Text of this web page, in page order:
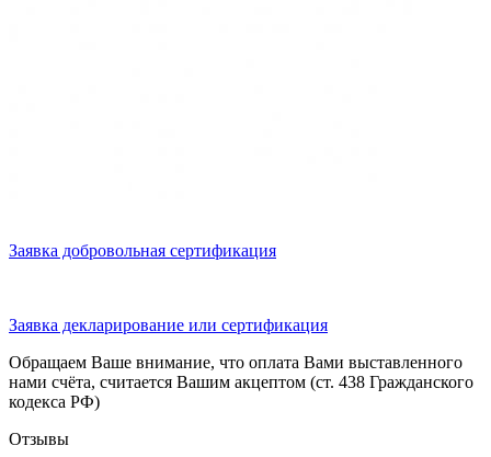
Заявка добровольная сертификация
Заявка декларирование или сертификация
Обращаем Ваше внимание, что оплата Вами выставленного
нами счёта, считается Вашим акцептом (ст. 438 Гражданского
кодекса РФ)
Отзывы